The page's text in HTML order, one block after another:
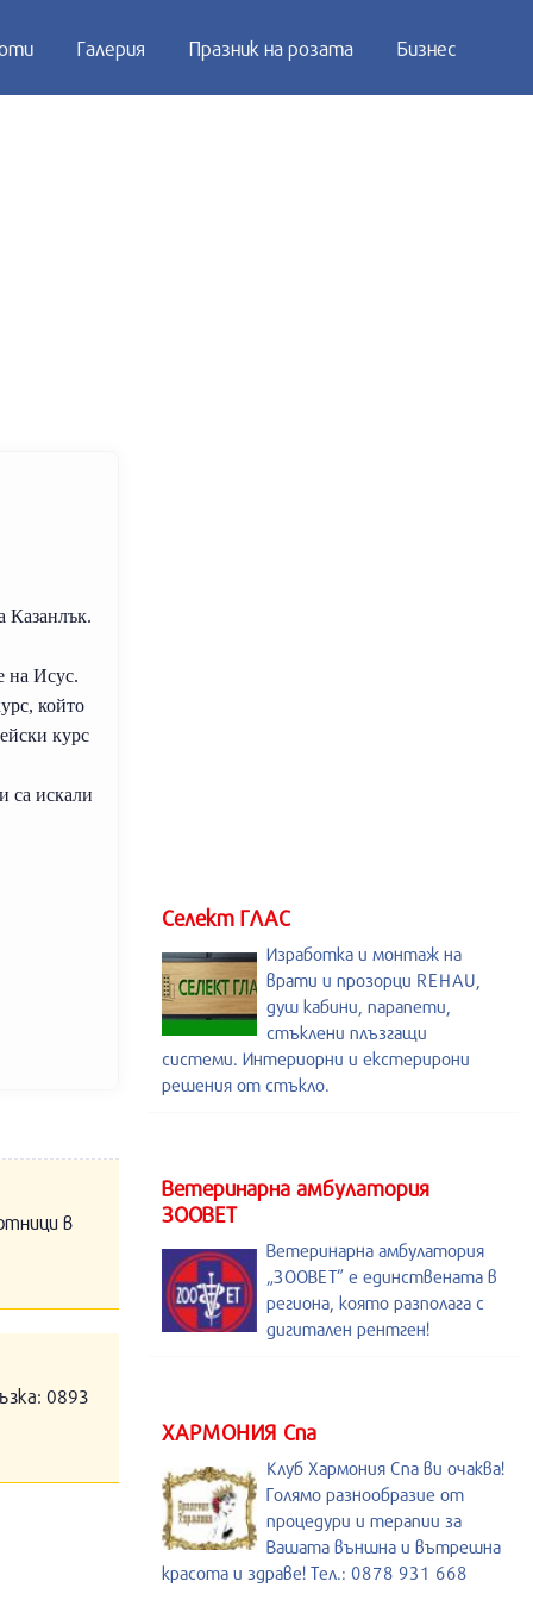
Галерия Празник на розата Бизнес
Казанлък.
на Исус.
който
курс
са искали
в
0893
Селект ГЛАС
Изработка и монтаж на
врати и прозорци REHAU,
душ кабини, парапети,
стъклени плъзгащи
системи. Интериорни и екстерирони
решения от стъкло.
Ветеринарна амбулатория
ЗООВЕТ
Ветеринарна амбулатория
„ЗООВЕТ” е единствената в
региона, която разполага с
дигитален рентген!
ХАРМОНИЯ Спа
Клуб Хармония Спа ви очаква!
Голямо разнообразие от
процедури и терапии за
Вашата външна и вътрешна
красота и здраве! Тел.: 0878 931 668